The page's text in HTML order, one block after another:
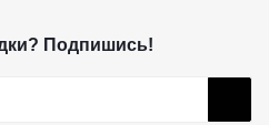
Подпишись!